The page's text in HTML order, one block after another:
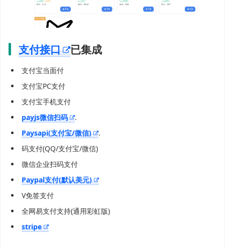
支付接口 已集成
支付宝当面付
支付宝PC支付
支付宝手机支付
payjs微信扫码
.
Paysapi(支付宝/微信)
.
码支付(QQ/支付宝/微信)
微信企业扫码支付
Paypal支付(默认美元)
V免签支付
全网易支付支持(通用彩虹版)
stripe